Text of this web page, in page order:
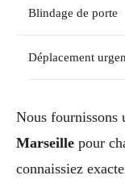
Blindage de porte
Déplacement
Nous fournissons
Marseille pour
connaissiez